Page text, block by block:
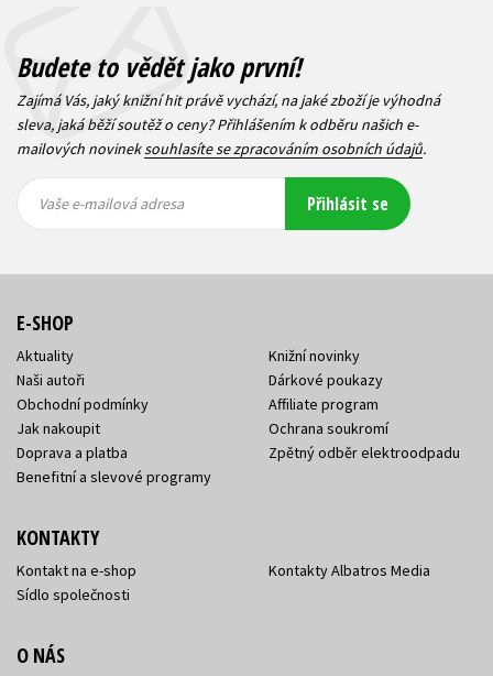
Budete to vědět jako první!
Zajímá Vás, jaký knižní hit právě vychází, na jaké zboží je výhodná
sleva, jaká běží soutěž o ceny? Přihlášením k odběru našich e-
mailových novineksouhlasíte se zpracováním osobních údajů.
mailová
mailová
Vaše e-mailová adresa Přihlásit se
E-SHOP
Aktuality
Naši autoři
Obchodní podmínky
Jak nakoupit
Doprava a platba
Benefitní a slevové programy
Knižní novinky
Dárkové poukazy
Affiliate program
Ochrana soukromí
Zpětný odběr elektroodpadu
KONTAKTY
Kontakt na e-shop
Sídlo společnosti
Kontakty Albatros Media
O NÁS